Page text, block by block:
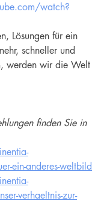
watch?
Lösungen für ein
schneller und
werden wir die Welt
finden Sie in
ein-anderes-weltbild
verhaeltnis-zur-